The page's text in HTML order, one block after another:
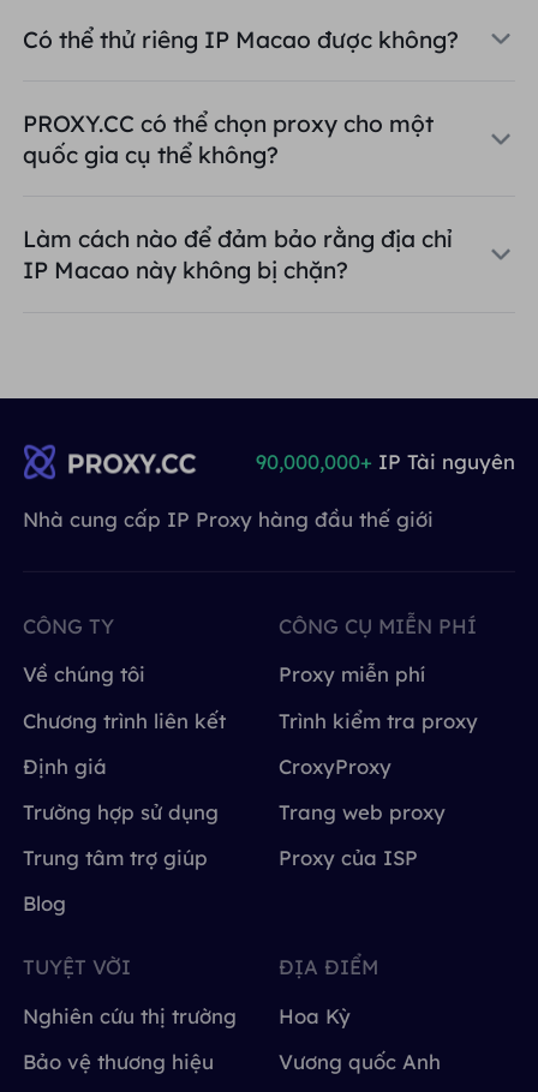
Có thể thử riêng IP Macao được không?
PROXY.CC có thể chọn proxy cho một
quốc gia cụ thể không?
Làm cách nào để đảm bảo rằng địa chỉ
IP Macao này không bị chặn?
Nhà cung cấp IP Proxy hàng đầu thế giới
90,000,000+ IP Tài nguyên
CÔNG TY
Về chúng tôi
Chương trình liên kết
Định giá
Trường hợp sử dụng
Trung tâm trợ giúp
Blog
CÔNG CỤ MIỄN PHÍ
Proxy miễn phí
Trình kiểm tra proxy
CroxyProxy
Trang web proxy
Proxy của ISP
TUYỆT VỜI
Nghiên cứu thị trường
Bảo vệ thương hiệu
ĐỊA ĐIỂM
Hoa Kỳ
Vương quốc Anh